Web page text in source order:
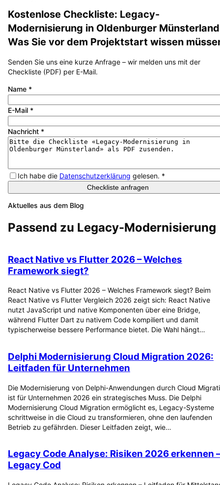
Kostenlose Checkliste: Legacy-
Modernisierung in Oldenburger Münsterland
Was Sie vor dem Projektstart wissen
Senden Sie uns eine kurze Anfrage – wir melden uns mit der
Checkliste (PDF) per E-Mail.
Name *
E-Mail *
Nachricht *
Ich habe die Datenschutzerklärung gelesen. *
Checkliste anfragen
Aktuelles aus dem Blog
Passend zu Legacy-Modernisierung
React Native vs Flutter 2026 – Welches
Framework siegt?
React Native vs Flutter 2026 – Welches Framework siegt? Beim
React Native vs Flutter Vergleich 2026 zeigt sich: React Native
nutzt JavaScript und native Komponenten über eine Bridge,
während Flutter Dart zu nativem Code kompiliert und damit
typischerweise bessere Performance bietet. Die Wahl hängt…
Delphi Modernisierung Cloud Migration 2026:
Leitfaden für Unternehmen
Die Modernisierung von Delphi-Anwendungen durch Cloud
ist für Unternehmen 2026 ein strategisches Muss. Die Delphi
Modernisierung Cloud Migration ermöglicht es, Legacy-Systeme
schrittweise in die Cloud zu transformieren, ohne den laufenden
Betrieb zu gefährden. Dieser Leitfaden zeigt, wie…
Legacy Code Analyse: Risiken 2026 erkennen –
Legacy Cod